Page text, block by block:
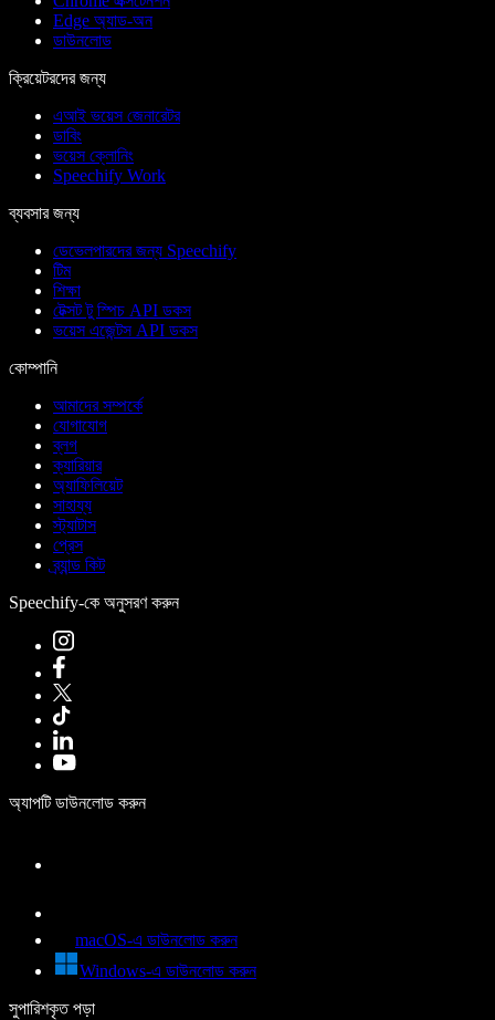
Edge অ্যাড-অন
ডাউনলোড
ক্রিয়েটরদের জন্য
এআই ভয়েস জেনারেটর
ডাবিং
ভয়েস ক্লোনিং
Speechify Work
ব্যবসার জন্য
ডেভেলপারদের জন্য Speechify
টিম
শিক্ষা
টেক্সট টু স্পিচ API ডকস
ভয়েস এজেন্টস API ডকস
কোম্পানি
আমাদের সম্পর্কে
যোগাযোগ
ব্লগ
ক্যারিয়ার
অ্যাফিলিয়েট
সাহায্য
স্ট্যাটাস
প্রেস
ব্র্যান্ড কিট
Speechify-কে অনুসরণ করুন
অ্যাপটি ডাউনলোড করুন
macOS-এ ডাউনলোড করুন
Windows-এ ডাউনলোড করুন
সুপারিশকৃত পড়া